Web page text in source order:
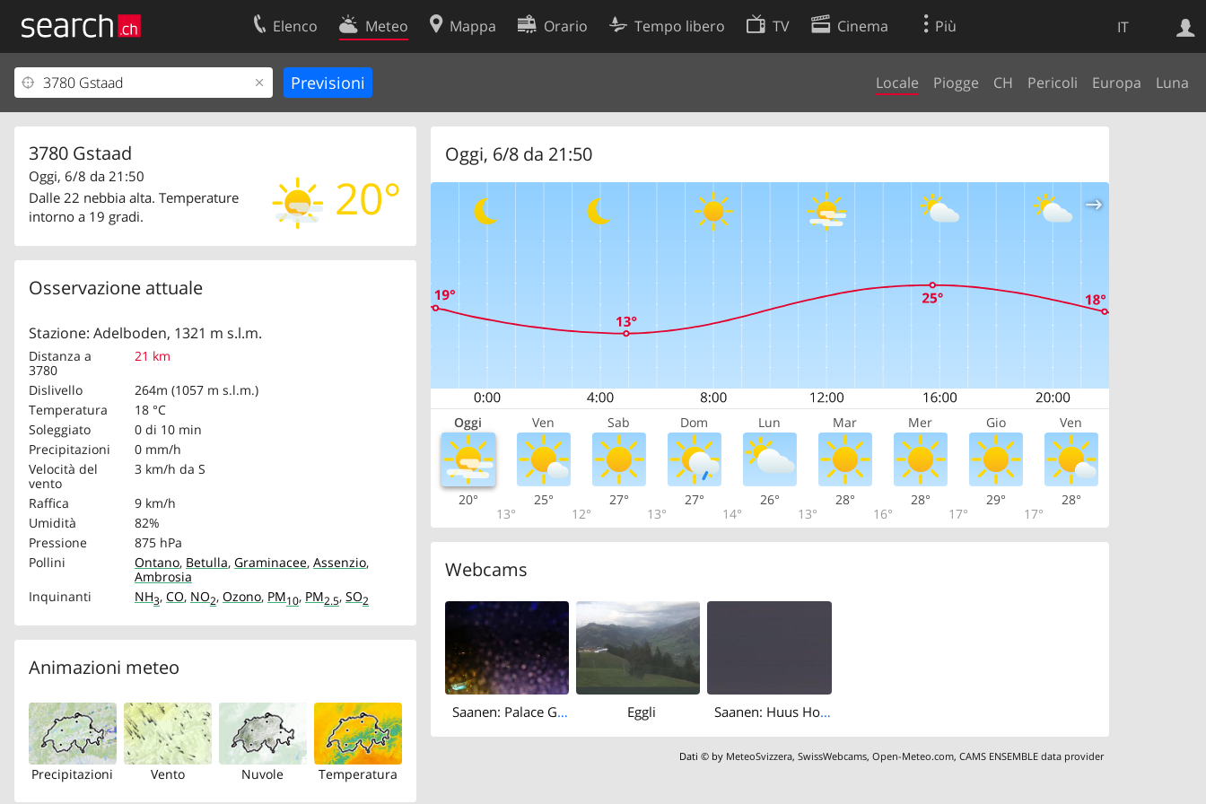
IT
Elenco Meteo Mappa Orario Tempo libero TV Cinema Più
Locale Piogge CH Pericoli Europa Luna
3780 Gstaad
20°
Oggi, 6/8 da 21:50
Dalle 22 nebbia alta. Temperature
intorno a 19 gradi.
Osservazione attuale
Stazione: Adelboden, 1321 m s.l.m.
Distanza a
3780
21 km
Dislivello
264m (1057 m s.l.m.)
Temperatura
18 °C
Soleggiato
0 di 10 min
Precipitazioni
0 mm/h
Velocità del
vento
3 km/h da S
Raffica
9 km/h
Umidità
82%
Pressione
875 hPa
Pollini
Ontano, Betulla, Graminacee, Assenzio,
Ambrosia
Inquinanti
NH3, CO, NO2, Ozono, PM10, PM2.5, SO2
Animazioni meteo
Precipitazioni Vento Nuvole Temperatura
Oggi, 6/8 da 21:50
Oggi Ven Sab Dom Lun Mar Mer Gio Ven
20°
13°
25°
12°
27°
13°
27°
14°
26°
13°
28°
16°
28°
17°
29°
17°
28°
Webcams
Saanen: Palace Gstaad Eggli Saanen: Huus Hotel Gstaad
Dati © by MeteoSvizzera,SwissWebcams,Open-Meteo.com,CAMS ENSEMBLE data provider
Ricerca Web
Il vostro profolio
Area clienti
Informazioni Legali
Contatti
Condizioni d’uso
Preferenze cookie